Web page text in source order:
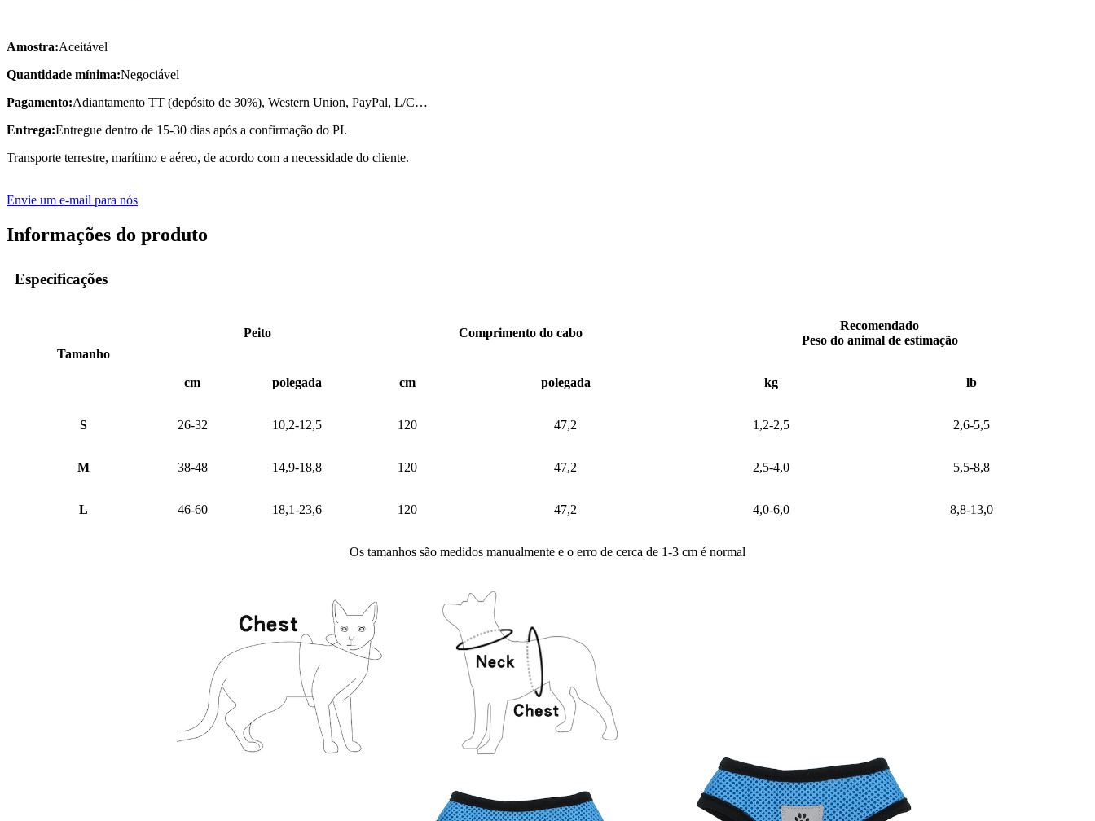
Amostra:Aceitável
Quantidade mínima:Negociável
Pagamento:Adiantamento TT (depósito de 30%), Western Union, PayPal, L/C…
Entrega:Entregue dentro de 15-30 dias após a confirmação do PI.
Transporte terrestre, marítimo e aéreo, de acordo com a necessidade do cliente.
Envie um e-mail para nós
Informações do produto
Especificações
Tamanho
Peito Comprimento do cabo
Recomendado
Peso do animal de estimação
cm polegada cm polegada kg lb
S 26-32 10,2-12,5 120 47,2 1,2-2,5 2,6-5,5
M 38-48 14,9-18,8 120 47,2 2,5-4,0 5,5-8,8
L 46-60 18,1-23,6 120 47,2 4,0-6,0 8,8-13,0
Os tamanhos são medidos manualmente e o erro de cerca de 1-3 cm é normal